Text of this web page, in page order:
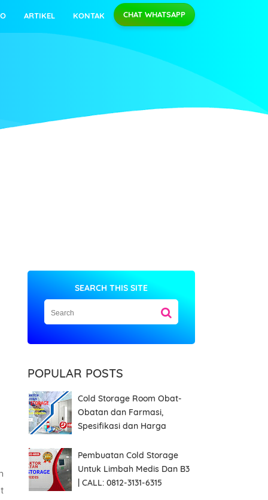
CHAT WHATSAPP
ARTIKEL KONTAK
SEARCH THIS SITE
POPULAR POSTS
Cold Storage Room Obat-
Obatan dan Farmasi,
Spesifikasi dan Harga
Pembuatan Cold Storage
Untuk Limbah Medis Dan B3
| CALL: 0812-3131-6315